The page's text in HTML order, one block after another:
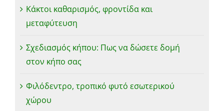
Κάκτοι καθαρισμός, φροντίδα και
μεταφύτευση
Σχεδιασμός κήπου: Πως να δώσετε δομή
στον κήπο σας
Φιλόδεντρο, τροπικό φυτό εσωτερικού
χώρου